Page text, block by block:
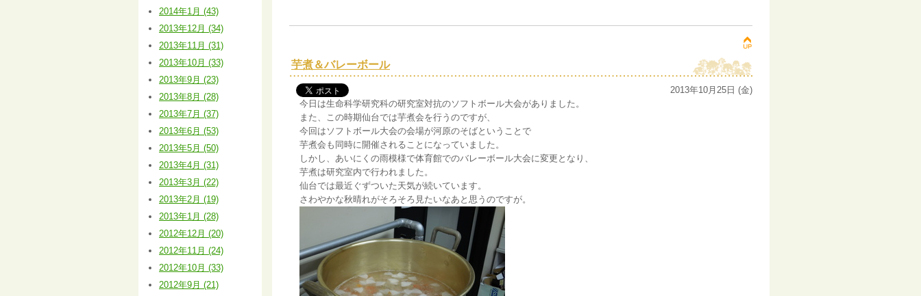
芋煮＆バレーボール
2013年10月25日 (金)
今日は生命科学研究科の研究室対抗のソフトボール大会がありました。
また、この時期仙台では芋煮会を行うのですが、
今回はソフトボール大会の会場が河原のそばということで
芋煮会も同時に開催されることになっていました。
しかし、あいにくの雨模様で体育館でのバレーボール大会に変更となり、
芋煮は研究室内で行われました。
仙台では最近ぐずついた天気が続いています。
さわやかな秋晴れがそろそろ見たいなあと思うのですが。
2014年1月 (43)
2013年12月 (34)
2013年11月 (31)
2013年10月 (33)
2013年9月 (23)
2013年8月 (28)
2013年7月 (37)
2013年6月 (53)
2013年5月 (50)
2013年4月 (31)
2013年3月 (22)
2013年2月 (19)
2013年1月 (28)
2012年12月 (20)
2012年11月 (24)
2012年10月 (33)
2012年9月 (21)